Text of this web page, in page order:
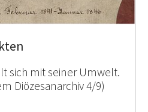
sich mit seiner Umwelt.
Diözesanarchiv 4/9)